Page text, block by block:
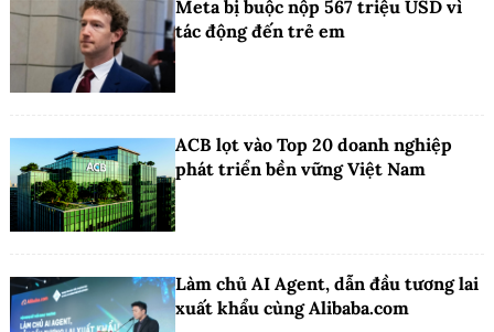
Meta bị buộc nộp 567 triệu USD vì
tác động đến trẻ em
ACB lọt vào Top 20 doanh nghiệp
phát triển bền vững Việt Nam
Làm chủ AI Agent, dẫn đầu tương lai
xuất khẩu cùng Alibaba.com